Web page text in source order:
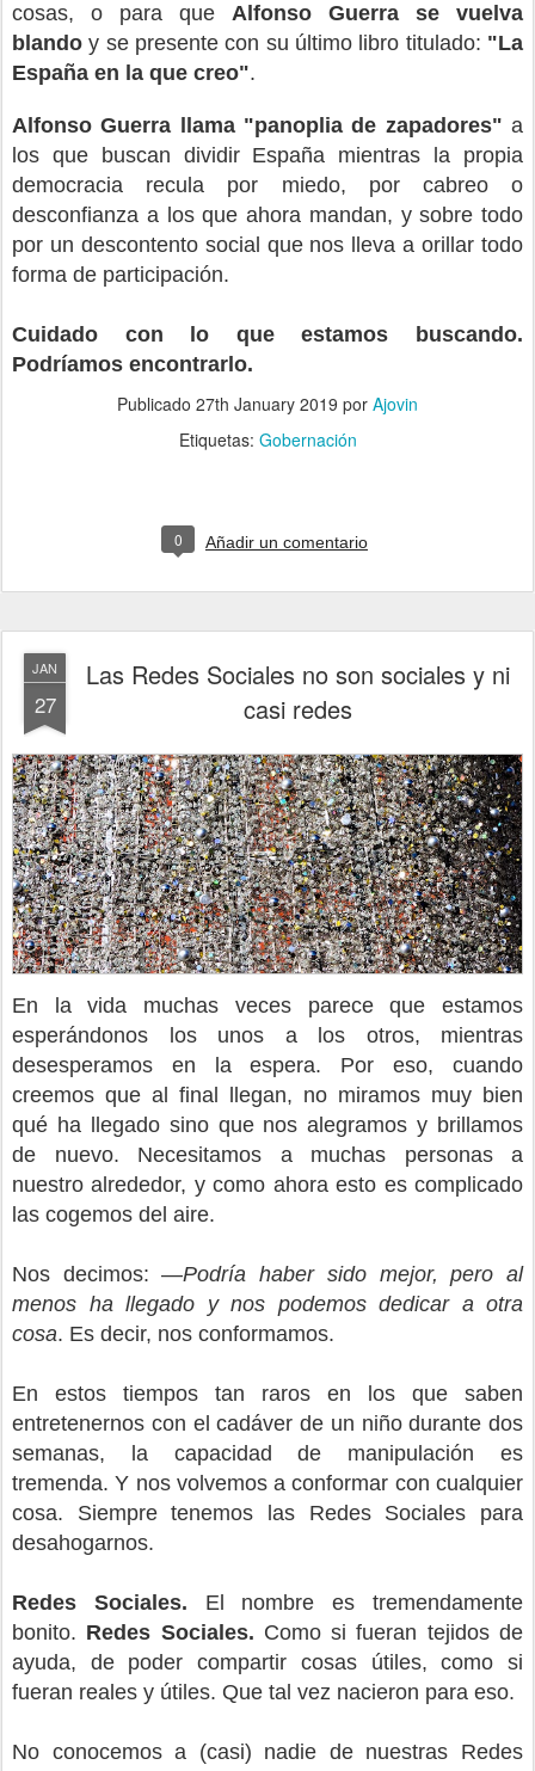
cosas, o para que Alfonso Guerra se vuelva
blando y se presente con su último libro titulado: "La
España en la que creo".
Alfonso Guerra llama "panoplia de zapadores" a
los que buscan dividir España mientras la propia
democracia recula por miedo, por cabreo o
desconfianza a los que ahora mandan, y sobre todo
por un descontento social que nos lleva a orillar todo
forma de participación.
Cuidado con lo que estamos buscando.
Podríamos encontrarlo.
Publicado 27th January 2019 por Ajovin
Etiquetas: Gobernación
0 Añadir un comentario
JAN
27
Las Redes Sociales no son sociales y ni
casi redes
En la vida muchas veces parece que estamos
esperándonos los unos a los otros, mientras
desesperamos en la espera. Por eso, cuando
creemos que al final llegan, no miramos muy bien
qué ha llegado sino que nos alegramos y brillamos
de nuevo. Necesitamos a muchas personas a
nuestro alrededor, y como ahora esto es complicado
las cogemos del aire.
Nos decimos: —Podría haber sido mejor, pero al
menos ha llegado y nos podemos dedicar a otra
cosa. Es decir, nos conformamos.
En estos tiempos tan raros en los que saben
entretenernos con el cadáver de un niño durante dos
semanas, la capacidad de manipulación es
tremenda. Y nos volvemos a conformar con cualquier
cosa. Siempre tenemos las Redes Sociales para
desahogarnos.
Redes Sociales. El nombre es tremendamente
bonito. Redes Sociales. Como si fueran tejidos de
ayuda, de poder compartir cosas útiles, como si
fueran reales y útiles. Que tal vez nacieron para eso.
No conocemos a (casi) nadie de nuestras Redes